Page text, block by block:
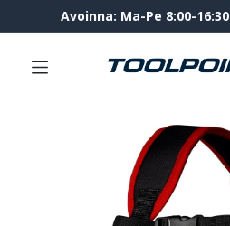
Avoinna: Ma-Pe 8:00-16:30